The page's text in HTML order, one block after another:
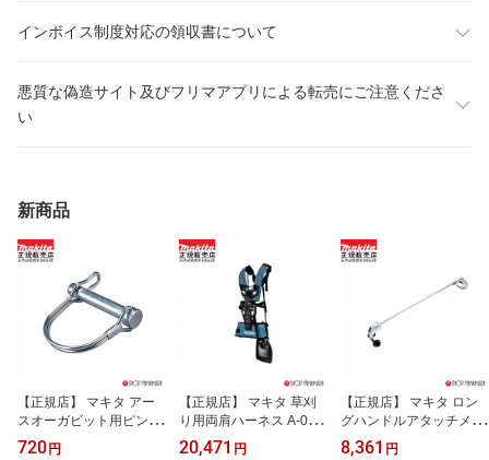
インボイス制度対応の領収書について
悪質な偽造サイト及びフリマアプリによる転売にご注意くださ
い
新商品
【正規店】 マキタ アー
スオーガビット用ピン A-
79304
720 円
【正規店】 マキタ 草刈
り用両肩ハーネス A-001
08
20,471 円
【正規店】 マキタ ロン
グハンドルアタッチメン
ト A-00099
8,361 円